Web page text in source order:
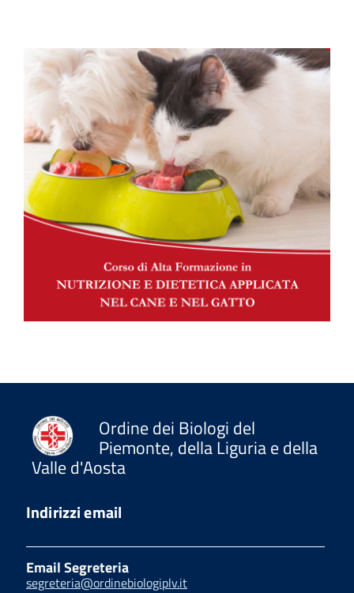
Ordine dei Biologi del
Piemonte, della Liguria e della
Valle d'Aosta
Indirizzi email
Email Segreteria
segreteria@ordinebiologiplv.it